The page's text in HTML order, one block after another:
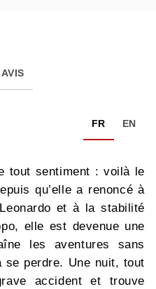
AVIS
FR EN
tout sentiment : voilà le
qu’elle a renoncé à
et à la stabilité
elle est devenue une
les aventures sans
se perdre. Une nuit, tout
accident et trouve